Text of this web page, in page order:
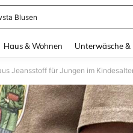
Blusen
Haus & Wohnen Unterwäsche
Jeansstoff für Jungen im